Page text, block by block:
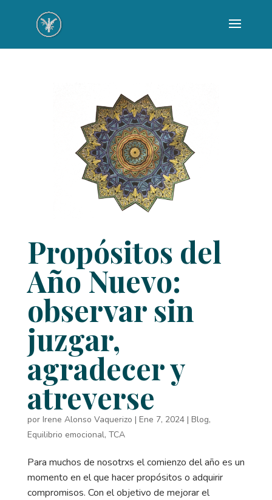
Propósitos del
Año Nuevo:
observar sin
juzgar,
agradecer y
atreverse
por Irene Alonso Vaquerizo | Ene 7, 2024| Blog,
Equilibrio emocional, TCA
Para muchos de nosotrxs el comienzo del año es un
momento en el que hacer propósitos o adquirir
compromisos. Con el objetivo de mejorar el